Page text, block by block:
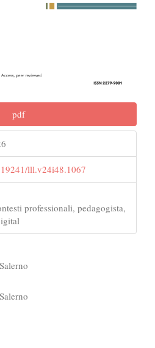
pdf
lll.v24i48.1067
professionali, pedagogista,